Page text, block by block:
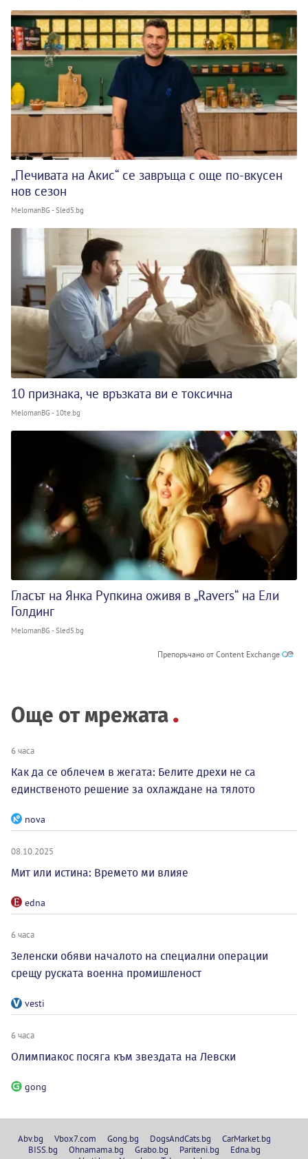
„Печивата на Акис“ се завръща с още по-вкусен
нов сезон
MelomanBG - Sled5.bg
10 признака, че връзката ви е токсична
MelomanBG - 10te.bg
Гласът на Янка Рупкина оживя в „Ravers“ на Ели
Голдинг
MelomanBG - Sled5.bg
Препоръчано от Content Exchange
Още от мрежата
6 часа
Как да се облечем в жегата: Белите дрехи не са
единственото решение за охлаждане на тялото
nova
08.10.2025
Мит или истина: Времето ми влияе
edna
6 часа
Зеленски обяви началото на специални операции
срещу руската военна промишленост
vesti
6 часа
Олимпиакос посяга към звездата на Левски
gong
Abv.bg Vbox7.com Gong.bg DogsAndCats.bg
CarMarket.bg
BISS.bg
Ohnamama.bg Grabo.bg Pariteni.bg
Edna.bg